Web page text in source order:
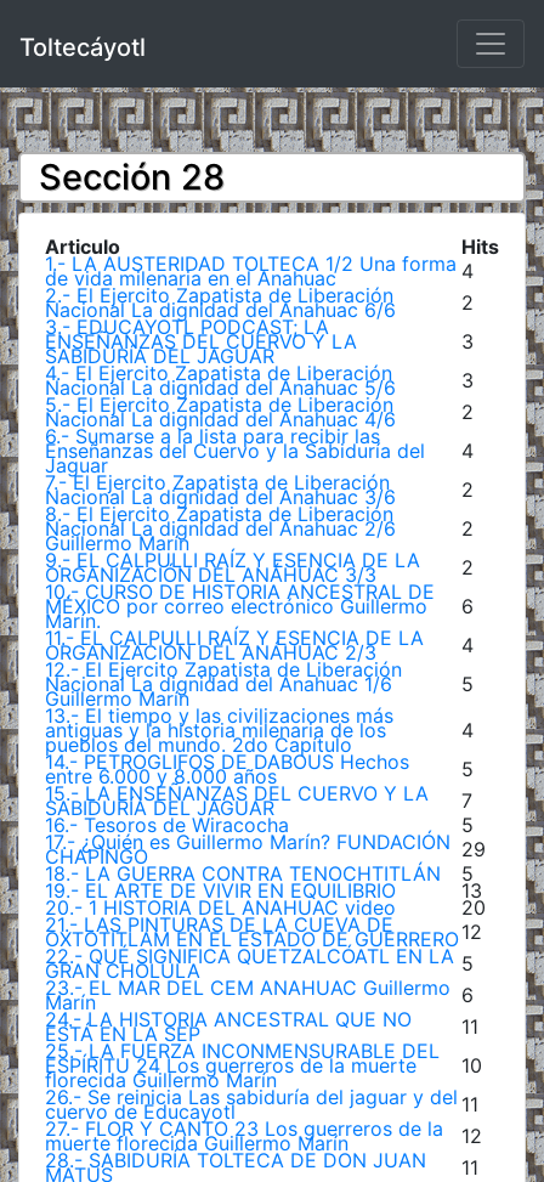
Toltecáyotl
Sección 28
Articulo Hits
1.- LA AUSTERIDAD TOLTECA 1/2 Una forma
de vida milenaria en el Anahuac
4
2.- El Ejercito Zapatista de Liberación
Nacional La dignidad del Anahuac 6/6
2
3.- EDUCAYOTL PODCAST; LA
ENSEÑANZAS DEL CUERVO Y LA
SABIDURÍA DEL JAGUAR
3
4.- El Ejercito Zapatista de Liberación
Nacional La dignidad del Anahuac 5/6
3
5.- El Ejercito Zapatista de Liberación
Nacional La dignidad del Anahuac 4/6
2
6.- Sumarse a la lista para recibir las
Enseñanzas del Cuervo y la Sabiduría del
Jaguar
4
7.- El Ejercito Zapatista de Liberación
Nacional La dignidad del Anahuac 3/6
2
8.- El Ejercito Zapatista de Liberación
Nacional La dignidad del Anahuac 2/6
Guillermo Marín
2
9.- EL CALPULLI RAÍZ Y ESENCIA DE LA
ORGANIZACIÓN DEL ANÁHUAC 3/3
2
10.- CURSO DE HISTORIA ANCESTRAL DE
MÉXICO por correo electrónico Guillermo
Marín.
6
11.- EL CALPULLI RAÍZ Y ESENCIA DE LA
ORGANIZACIÓN DEL ANÁHUAC 2/3
4
12.- El Ejercito Zapatista de Liberación
Nacional La dignidad del Anahuac 1/6
Guillermo Marín
5
13.- El tiempo y las civilizaciones más
antiguas y la historia milenaria de los
pueblos del mundo. 2do Capítulo
4
14.- PETROGLIFOS DE DABOUS Hechos
entre 6.000 y 8.000 años
5
15.- LA ENSEÑANZAS DEL CUERVO Y LA
SABIDURÍA DEL JAGUAR
7
16.- Tesoros de Wiracocha
5
17.- ¿Quién es Guillermo Marín? FUNDACIÓN
CHAPINGO
29
18.- LA GUERRA CONTRA TENOCHTITLÁN
5
19.- EL ARTE DE VIVIR EN EQUILIBRIO 13
20.- 1 HISTORIA DEL ANAHUAC video 20
21.- LAS PINTURAS DE LA CUEVA DE
OXTOTITLAM EN EL ESTADO DE GUERRERO12
22.- QUÉ SIGNIFICA QUETZALCÓATL EN LA
GRAN CHOLULA
5
23.- EL MAR DEL CEM ANAHUAC Guillermo
Marín
6
24.- LA HISTORIA ANCESTRAL QUE NO
ESTÁ EN LA SEP
11
25.- LA FUERZA INCONMENSURABLE DEL
ESPÍRITU 24 Los guerreros de la muerte
florecida Guillermo Marín
10
26.- Se reinicia Las sabiduría del jaguar y del
cuervo de Educayotl
11
27.- FLOR Y CANTO 23 Los guerreros de la
muerte florecida Guillermo Marín
12
28.- SABIDURÍA TOLTECA DE DON JUAN
MATUS
11